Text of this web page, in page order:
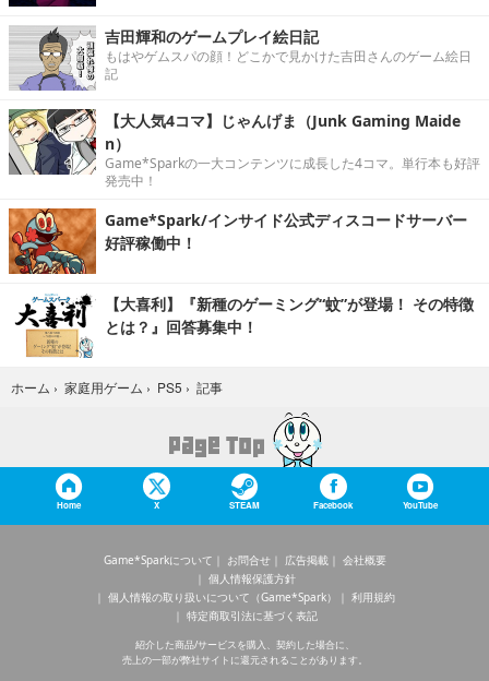
吉田輝和のゲームプレイ絵日記
もはやゲムスパの顔！どこかで見かけた吉田さんのゲーム絵日
記
【大人気4コマ】じゃんげま（Junk Gaming Maide
n）
Game*Sparkの一大コンテンツに成長した4コマ。単行本も好評
発売中！
Game*Spark/インサイド公式ディスコードサーバー
好評稼働中！
【大喜利】『新種のゲーミング“蚊”が登場！ その特徴
とは？』回答募集中！
ホーム › 家庭用ゲーム › PS5 › 記事
Home X STEAM Facebook YouTube
Game*Sparkについて お問合せ 広告掲載
会社概要
個人情報保護方針
個人情報の取り扱いについて（Game*Spark）
利用規約
特定商取引法に基づく表記
紹介した商品/サービスを購入、契約した場合に、
売上の一部が弊社サイトに還元されることがあります。